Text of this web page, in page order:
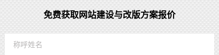
免费获取网站建设与改版方案报价